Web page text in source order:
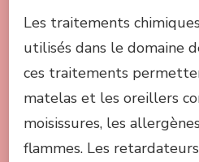
Les traitements
utilisés dans le domaine
ces traitements
matelas et les oreillers
moisissures, les
flammes. Les